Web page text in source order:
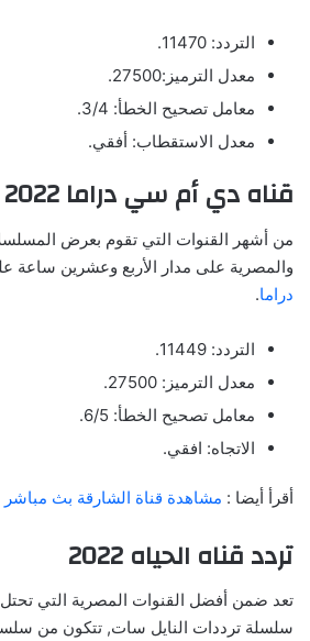
التردد: 11470.
معدل الترميز:27500.
معامل تصحيح الخطأ: 3/4.
معدل الاستقطاب: أفقي.
قناه دي أم سي دراما 2022
من أشهر القنوات التي تقوم بعرض
والمصرية على مدار الأربع وعشرين ساعة
دراما.
التردد: 11449.
معدل الترميز: 27500.
معامل تصحيح الخطأ: 6/5.
الاتجاه: افقي.
أقرأ أيضا : مشاهدة قناة الشارقة بث مباشر
تردد قناه الحياه 2022
تعد ضمن أفضل القنوات المصرية التي تحتل
سلسلة ترددات النايل سات, تتكون من